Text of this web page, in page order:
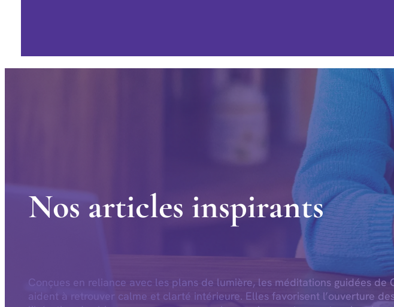
Nos articles inspirants
Conçues en reliance avec les plans de lumière, les méditations guidées de
aident à retrouver calme et clarté intérieure. Elles favorisent l’ouverture